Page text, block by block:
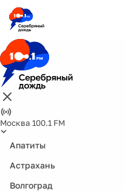
Москва 100.1 FM
Апатиты
Астрахань
Волгоград